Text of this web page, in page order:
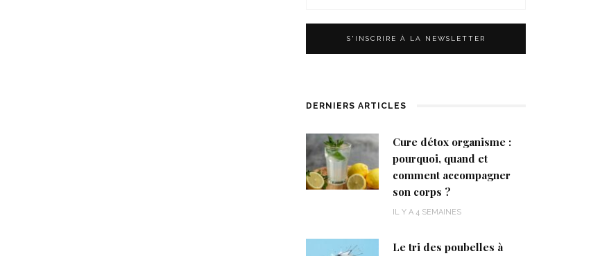
DERNIERS ARTICLES
Cure détox organisme :
pourquoi, quand et
comment accompagner
son corps ?
IL Y A 4 SEMAINES
Le tri des poubelles à